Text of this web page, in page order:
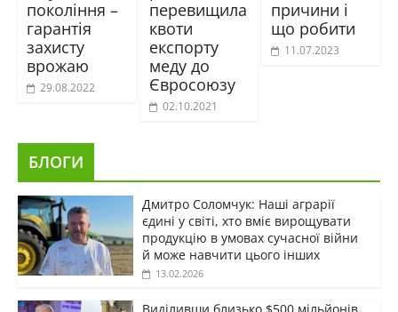
покоління –
гарантія
захисту
врожаю
29.08.2022
перевищила
квоти
експорту
меду до
Євросоюзу
02.10.2021
причини і
що робити
11.07.2023
БЛОГИ
Дмитро Соломчук: Наші аграрії
єдині у світі, хто вміє вирощувати
продукцію в умовах сучасної війни
й може навчити цього інших
13.02.2026